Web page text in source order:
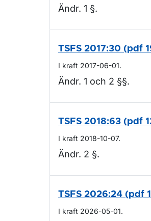
Ändr. 1 §.
TSFS 2017:30 (pdf
I kraft 2017-06-01.
Ändr. 1 och 2 §§.
TSFS 2018:63 (pdf
I kraft 2018-10-07.
Ändr. 2 §.
TSFS 2026:24 (pdf
I kraft 2026-05-01.